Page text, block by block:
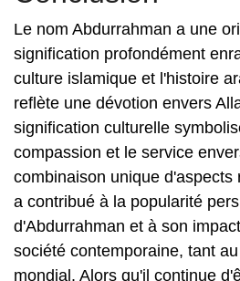
Le nom Abdurrahman a une
signification profondément
culture islamique et l'histoire
reflète une dévotion envers
signification culturelle
compassion et le service
combinaison unique d'aspects
a contribué à la popularité
d'Abdurrahman et à son
société contemporaine, tant
mondial. Alors qu'il continue